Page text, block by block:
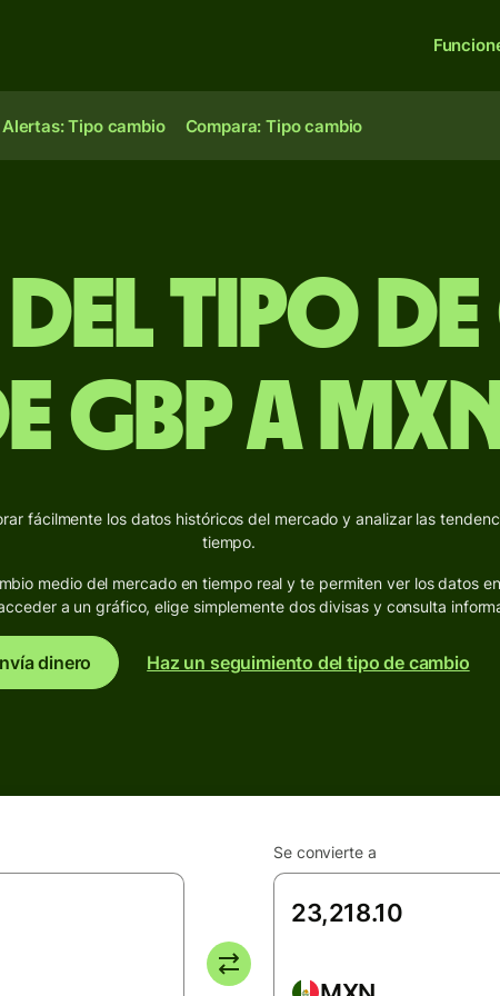
Alertas: Tipo cambio Compara: Tipo cambio
Tipo de
GBP a MXN
fácilmente los datos históricos del mercado y analizar las
tiempo.
medio del mercado en tiempo real y te permiten ver los datos
a un gráfico, elige simplemente dos divisas y consulta
dinero Haz un seguimiento del tipo de cambio
Se convierte a